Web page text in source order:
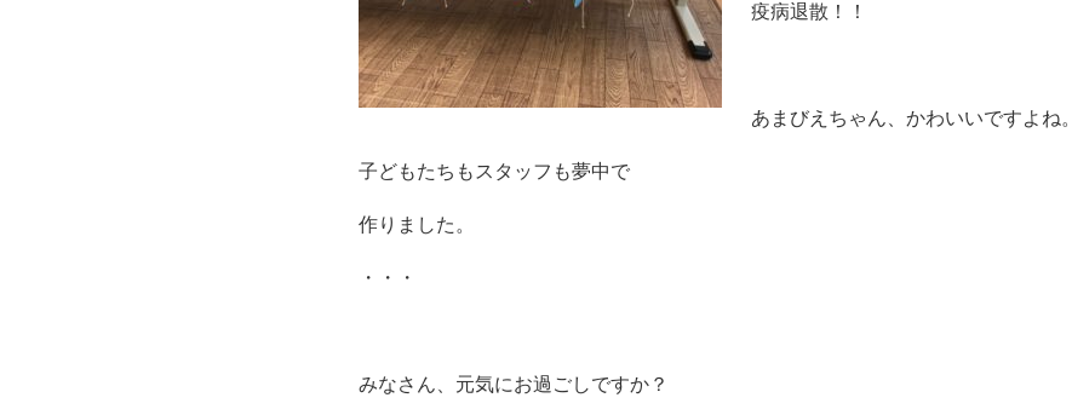
疫病退散！！
あまびえちゃん、かわいいですよね。
子どもたちもスタッフも夢中で
作りました。
・・・
みなさん、元気にお過ごしですか？